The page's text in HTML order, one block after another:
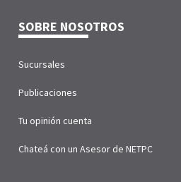
SOBRE NOSOTROS
Sucursales
Publicaciones
Tu opinión cuenta
Chateá con un Asesor de NETPC